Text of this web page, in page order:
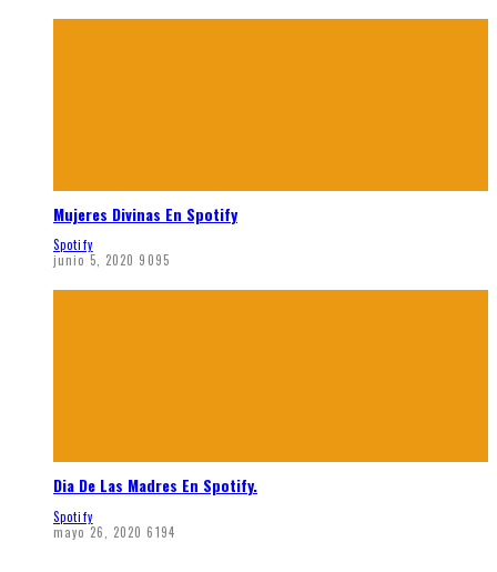
Mujeres Divinas En Spotify
Spotify
junio 5, 2020 9095
Dia De Las Madres En Spotify.
Spotify
mayo 26, 2020 6194